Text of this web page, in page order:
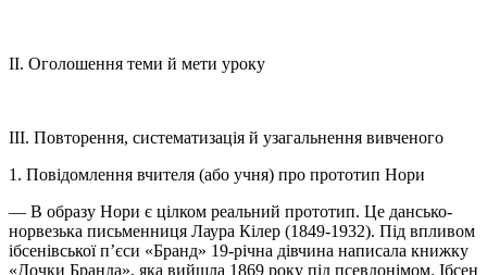
II. Оголошення теми й мети уроку
III. Повторення, систематизація й узагальнення вивченого
1. Повідомлення вчителя (або учня) про прототип Нори
— В образу Нори є цілком реальний прототип. Це дансько-
норвезька письменниця Лаура Кілер (1849-1932). Під впливом
ібсенівської п’єси «Бранд» 19-річна дівчина написала книжку
«Дочки Бранда», яка вийшла 1869 року під псевдонімом. Ібсен